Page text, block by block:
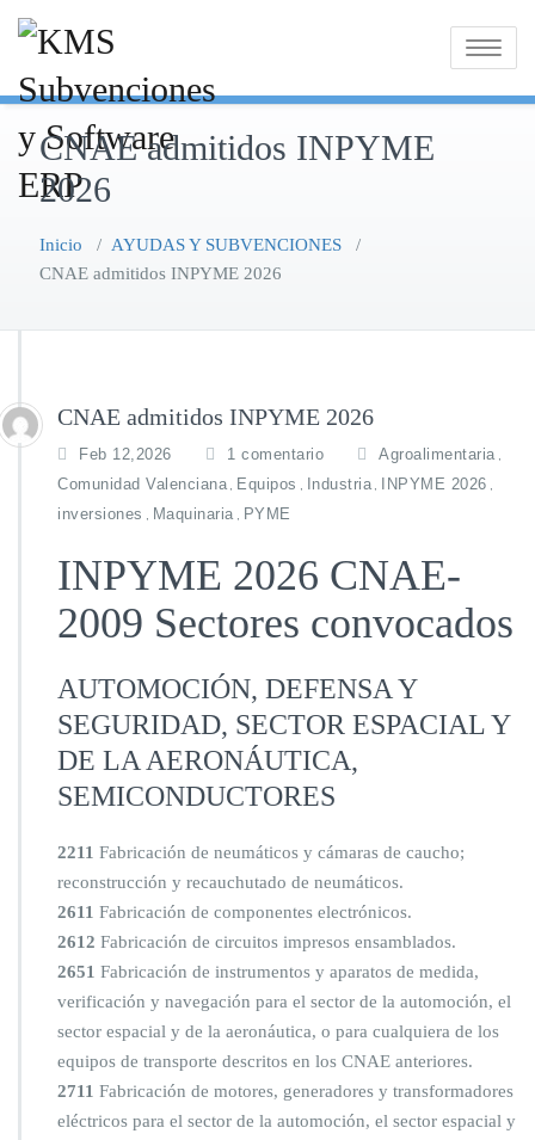
Alternar
CNAE admitidos INPYME
2026
Inicio / AYUDAS Y SUBVENCIONES /
CNAE admitidos INPYME 2026
CNAE admitidos INPYME 2026
Feb 12,2026 1 comentario
n
E
d
m
t
i
d
o
s
I
P
Y
M
2
0
2
6
Agroalimentaria
Comunidad Valenciana Equipos Industria INPYME 2026
inversiones Maquinaria PYME
INPYME 2026 CNAE-
2009 Sectores convocados
AUTOMOCIÓN, DEFENSA Y
SEGURIDAD, SECTOR ESPACIAL Y
DE LA AERONÁUTICA,
SEMICONDUCTORES
2211 Fabricación de neumáticos y cámaras de caucho;
reconstrucción y recauchutado de neumáticos.
2611 Fabricación de componentes electrónicos.
2612 Fabricación de circuitos impresos ensamblados.
2651 Fabricación de instrumentos y aparatos de medida,
verificación y navegación para el sector de la automoción, el
sector espacial y de la aeronáutica, o para cualquiera de los
equipos de transporte descritos en los CNAE anteriores.
2711 Fabricación de motores, generadores y transformadores
eléctricos para el sector de la automoción, el sector espacial y